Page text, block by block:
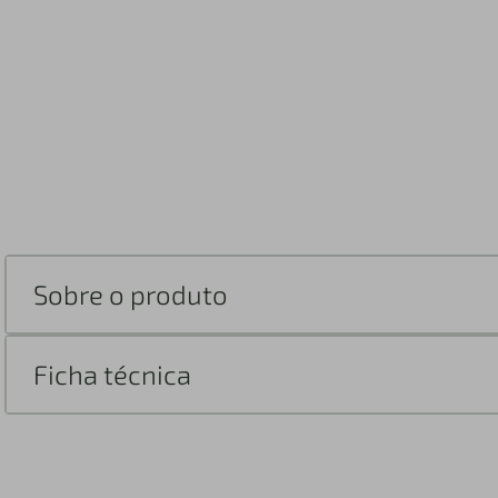
Sobre o produto
Ficha técnica